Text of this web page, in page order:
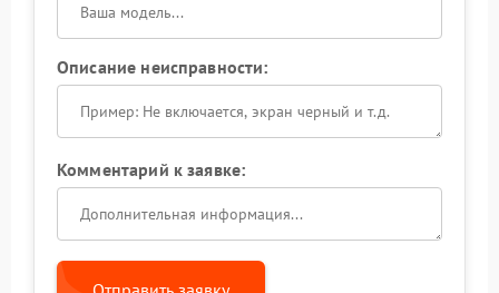
Описание неисправности:
Комментарий к заявке: